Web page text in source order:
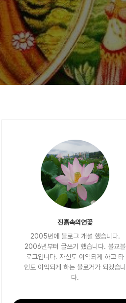
진흙속의연꽃
2005년에 블로그 개설 했습니다.
2006년부터 글쓰기 했습니다. 불교블
로그입니다. 자신도 이익되게 하고 타
인도 이익되게 하는 블로거가 되겠습니
다.